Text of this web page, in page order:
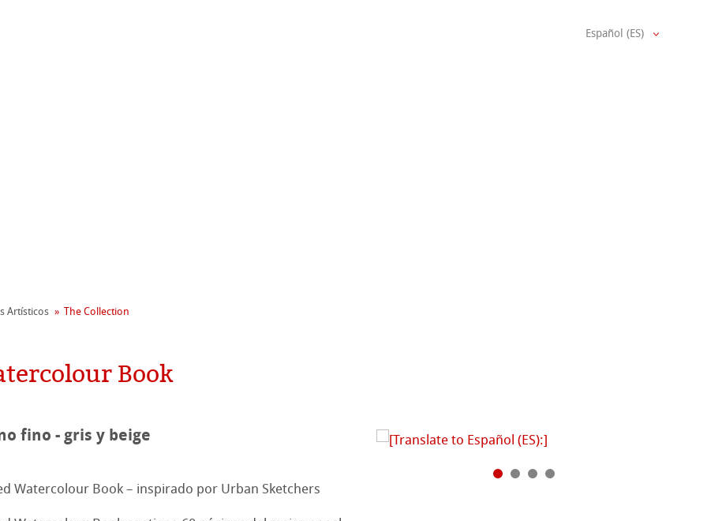
Program
Español (ES)
Artísticos The Collection
Book
fino - gris y beige
Watercolour Book – inspirado por Urban Sketchers